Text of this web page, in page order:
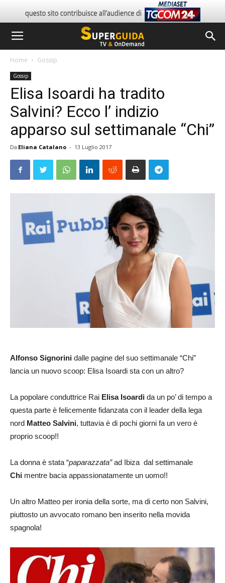
Home Gossip
Gossip
Elisa Isoardi ha tradito
Salvini? Ecco l’ indizio
apparso sul settimanale “Chi”
Da Eliana Catalano - 13 Luglio 2017
Alfonso Signorini dalle pagine del suo settimanale “Chi”
lancia un nuovo scoop: Elisa Isoardi sta con un altro?
La popolare conduttrice Rai Elisa Isoardi da un po’ di tempo a
questa parte è felicemente fidanzata con il leader della lega
nord Matteo Salvini, tuttavia è di pochi giorni fa un vero è
proprio scoop!!
La donna è stata “paparazzata”ad Ibiza dal settimanale
Chi mentre bacia appassionatamente un uomo!!
Un altro Matteo per ironia della sorte, ma di certo non Salvini,
piuttosto un avvocato romano ben inserito nella movida
spagnola!